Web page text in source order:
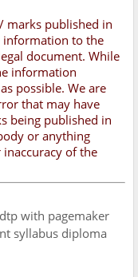
marks published in
information to the
document. While
information
possible. We are
that may have
being published in
or anything
of the
with pagemaker
syllabus diploma